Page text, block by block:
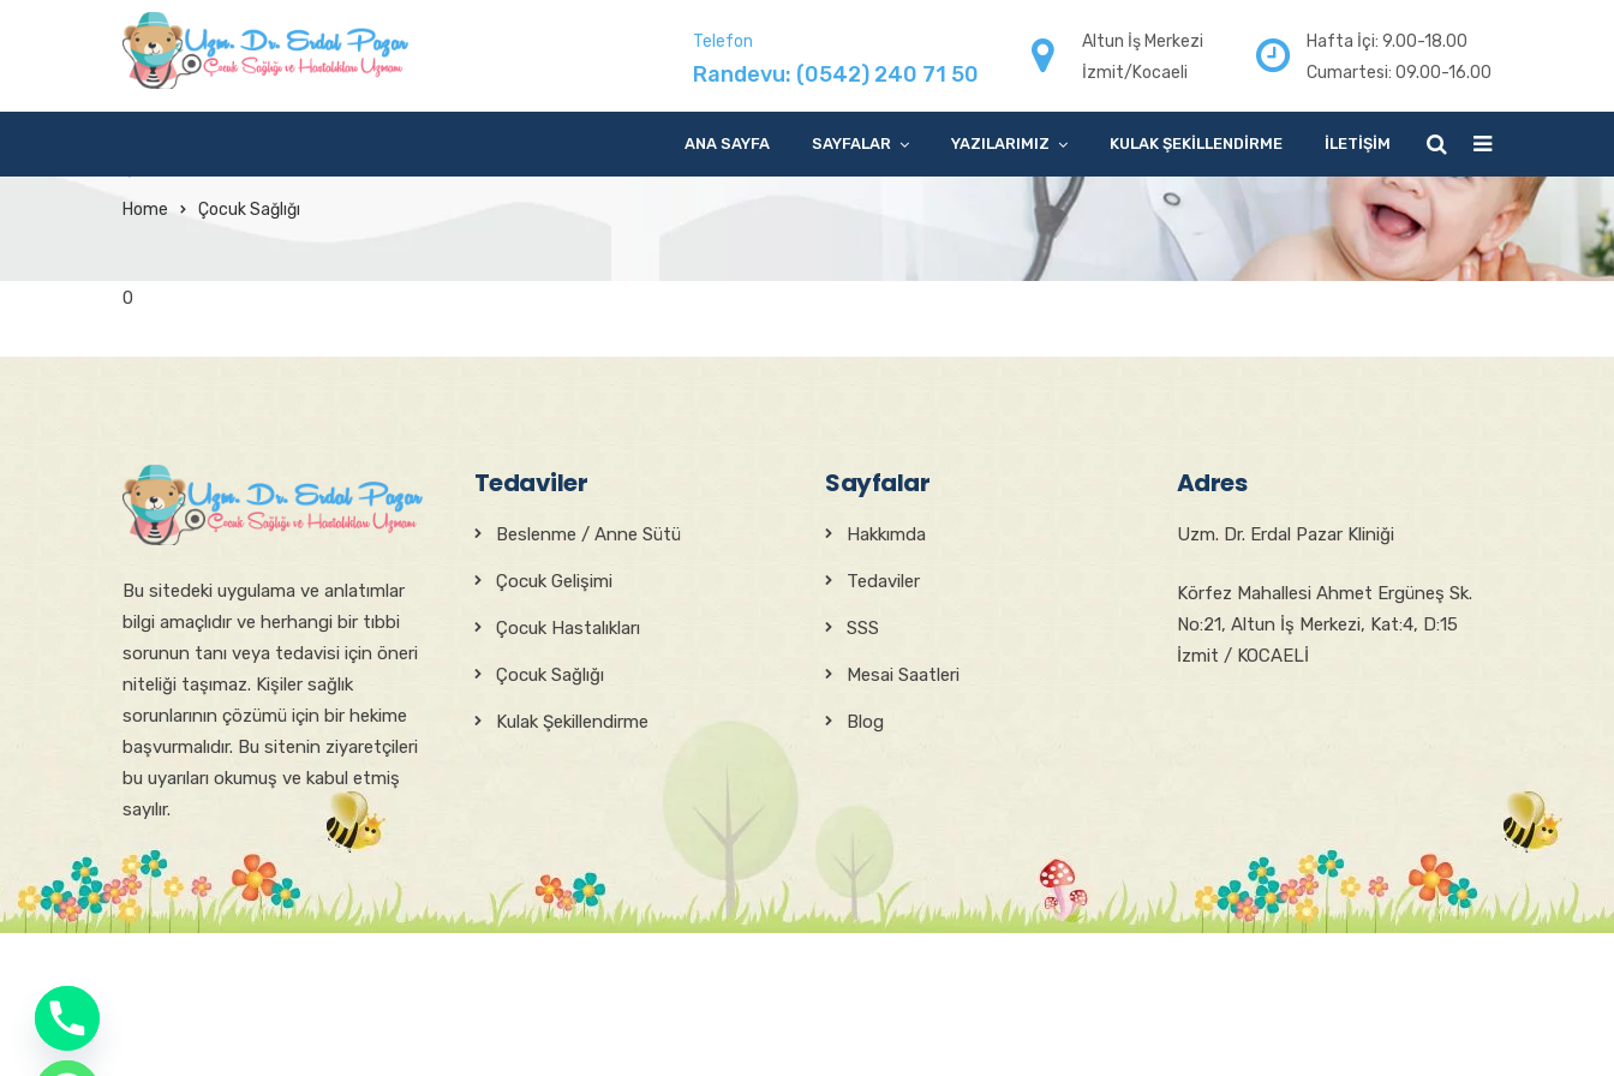
Telefon
Randevu: (0542) 240 71 50
Altun İş Merkezi
İzmit/Kocaeli
Hafta İçi: 9.00-18.00
Cumartesi: 09.00-16.00
ANA SAYFA SAYFALAR YAZILARIMIZ KULAK ŞEKILLENDIRME İLETIŞIM
Uzm. Dr. Erdal Pazar
Home Çocuk Sağlığı
0
Bu sitede​ki​​ uygulama ve anlatımlar ​
bilgi amaçlıdır ve herhangi bir tıbbi
sorunun tanı veya tedavisi için öneri
niteliği taşımaz. Kişiler sağlık
sorunlarının çözümü için bir hekime
başvurmalıdır. Bu sitenin ziyaretçileri
bu uyarıları okumuş ve kabul etmiş
sayılır.
Tedaviler
Beslenme / Anne Sütü
Çocuk Gelişimi
Çocuk Hastalıkları
Çocuk Sağlığı
Kulak Şekillendirme
Sayfalar
Hakkımda
Tedaviler
SSS
Mesai Saatleri
Blog
Adres
Uzm. Dr. Erdal Pazar Kliniği
Körfez Mahallesi Ahmet Ergüneş Sk.
No:21, Altun İş Merkezi, Kat:4, D:15
İzmit / KOCAELİ